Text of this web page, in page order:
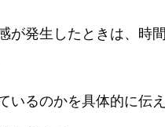
が発生したときは、時
いるのかを具体的に伝